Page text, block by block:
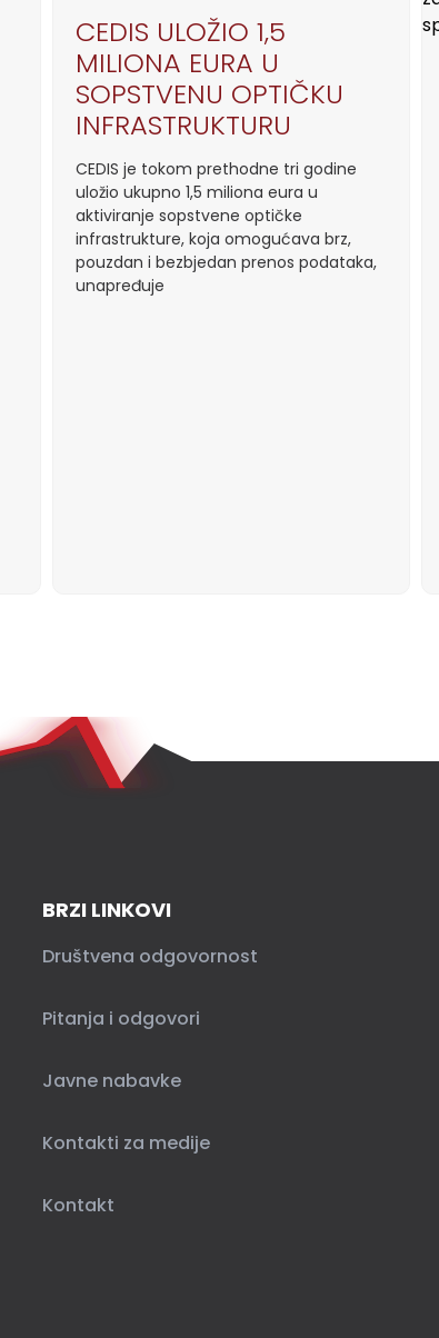
CEDIS ULOŽIO 1,5
MILIONA EURA U
SOPSTVENU OPTIČKU
INFRASTRUKTURU
CEDIS je tokom prethodne tri godine
uložio ukupno 1,5 miliona eura u
aktiviranje sopstvene optičke
infrastrukture, koja omogućava brz,
pouzdan i bezbjedan prenos podataka,
unapređuje
BRZI LINKOVI
Društvena odgovornost
Pitanja i odgovori
Javne nabavke
Kontakti za medije
Kontakt